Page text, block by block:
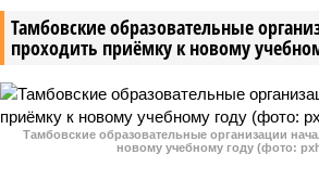
Тамбовские образовательные
проходить приёмку к новому
Тамбовские образовательные организации
новому учебному году (фото: